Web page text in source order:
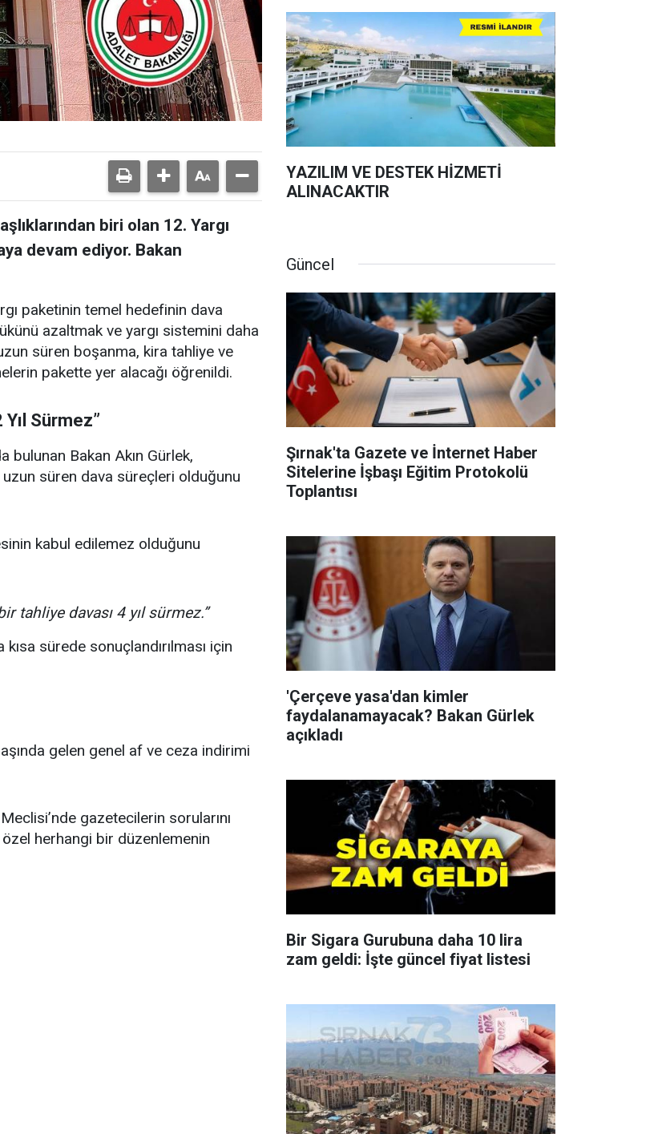
biri olan 12. Yargı
devam ediyor. Bakan
paketinin temel hedefinin dava
azaltmak ve yargı sistemini daha
süren boşanma, kira tahliye ve
pakette yer alacağı öğrenildi.
Sürmez”
bulunan Bakan Akın Gürlek,
süren dava süreçleri olduğunu
kabul edilemez olduğunu
tahliye davası 4 yıl sürmez.”
sürede sonuçlandırılması için
gelen genel af ve ceza indirimi
gazetecilerin sorularını
herhangi bir düzenlemenin
YAZILIM VE DESTEK HİZMETİ
ALINACAKTIR
Güncel
Şırnak'ta Gazete ve İnternet Haber
Sitelerine İşbaşı Eğitim Protokolü
Toplantısı
'Çerçeve yasa'dan kimler
faydalanamayacak? Bakan Gürlek
açıkladı
Bir Sigara Gurubuna daha 10 lira
zam geldi: İşte güncel fiyat listesi